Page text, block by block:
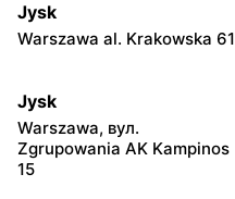
Jysk
Warszawa al. Krakowska 61
Jysk
Warszawa, вул.
Zgrupowania AK Kampinos
15